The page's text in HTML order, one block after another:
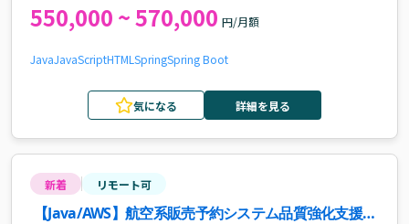
550,000 ~ 570,000 円/月額
JavaJavaScriptHTML SpringSpring Boot
気になる 詳細を見る
新着 リモート可
【Java/AWS】航空系販売予約システム品質強化支援案